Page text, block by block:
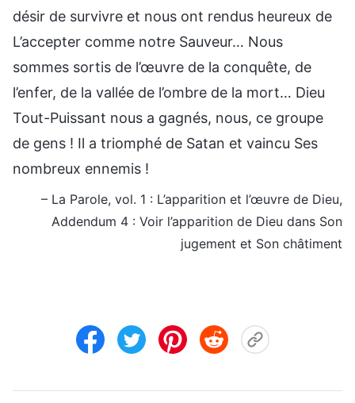
désir de survivre et nous ont rendus heureux de
L’accepter comme notre Sauveur… Nous
sommes sortis de l’œuvre de la conquête, de
l’enfer, de la vallée de l’ombre de la mort… Dieu
Tout-Puissant nous a gagnés, nous, ce groupe
de gens ! Il a triomphé de Satan et vaincu Ses
nombreux ennemis !
– La Parole, vol. 1 : L’apparition et l’œuvre de Dieu,
Addendum 4 : Voir l’apparition de Dieu dans Son
jugement et Son châtiment